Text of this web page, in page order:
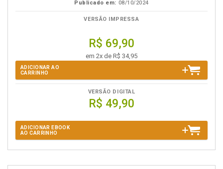
Publicado em: 08/10/2024
VERSÃO IMPRESSA
R$ 69,90
em 2x de R$ 34,95
ADICIONAR AO
CARRINHO
VERSÃO DIGITAL
R$ 49,90
ADICIONAR EBOOK
AO CARRINHO